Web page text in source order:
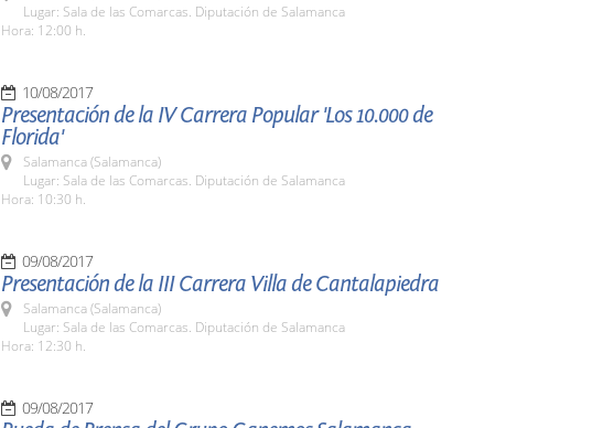
Lugar: Sala de las Comarcas. Diputación de Salamanca
Hora: 12:00 h.
10/08/2017
Presentación de la IV Carrera Popular 'Los 10.000 de
Florida'
Salamanca (Salamanca)
Lugar: Sala de las Comarcas. Diputación de Salamanca
Hora: 10:30 h.
09/08/2017
Presentación de la III Carrera Villa de Cantalapiedra
Salamanca (Salamanca)
Lugar: Sala de las Comarcas. Diputación de Salamanca
Hora: 12:30 h.
09/08/2017